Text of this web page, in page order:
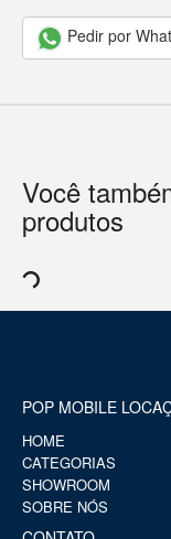
Pedir por
Você
produtos
POP MOBILE
HOME
CATEGORIAS
SHOWROOM
SOBRE NÓS